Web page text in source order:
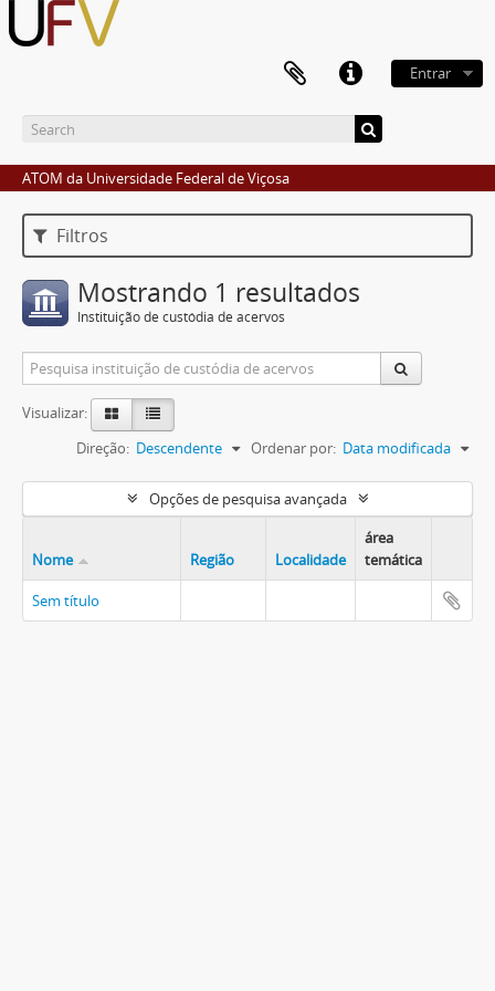
Entrar
ATOM da Universidade Federal de Viçosa
Filtros
Mostrando 1 resultados
Instituição de custódia de acervos
Visualizar:
Ordenar por: Data modificada
Direção: Descendente
Opções de pesquisa avançada
Nome Região Localidade
área
temática
Sem título